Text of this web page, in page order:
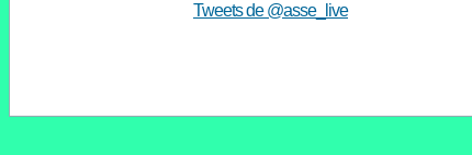
Tweets de @asse_live